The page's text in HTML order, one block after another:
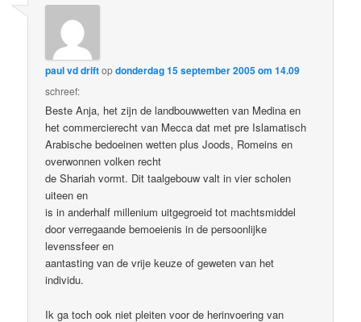
paul vd driftopdonderdag 15 september 2005 om 14.09
schreef:
Beste Anja, het zijn de landbouwwetten van Medina en
het commercierecht van Mecca dat met pre Islamatisch
Arabische bedoeinen wetten plus Joods, Romeins en
overwonnen volken recht
de Shariah vormt. Dit taalgebouw valt in vier scholen
uiteen en
is in anderhalf millenium uitgegroeid tot machtsmiddel
door verregaande bemoeienis in de persoonlijke
levenssfeer en
aantasting van de vrije keuze of geweten van het
individu.
Ik ga toch ook niet pleiten voor de herinvoering van